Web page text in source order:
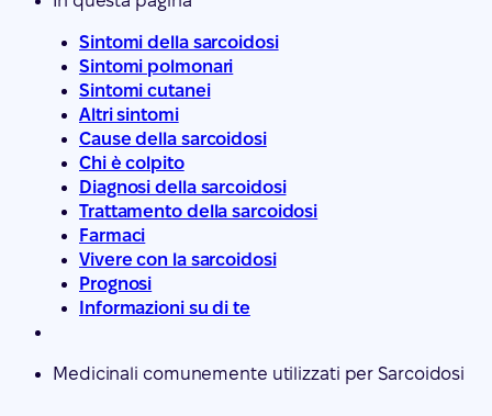
Sintomi della sarcoidosi
Sintomi polmonari
Sintomi cutanei
Altri sintomi
Cause della sarcoidosi
Chi è colpito
Diagnosi della sarcoidosi
Trattamento della sarcoidosi
Farmaci
Vivere con la sarcoidosi
Prognosi
Informazioni su di te
Medicinali comunemente utilizzati per Sarcoidosi